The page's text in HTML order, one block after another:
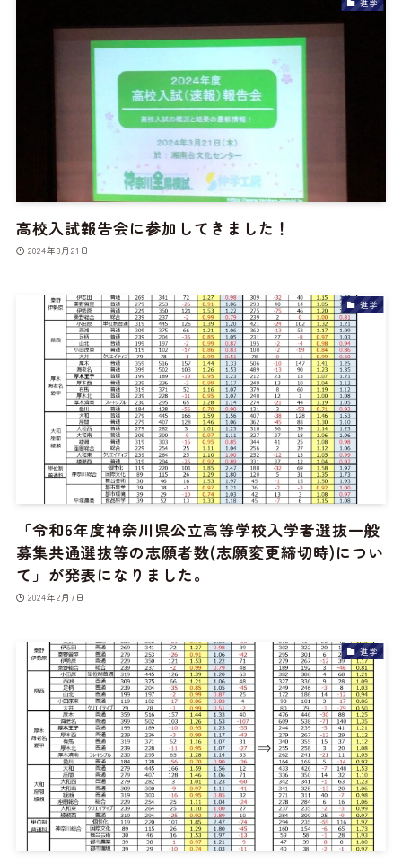
進学
高校入試報告会に参加してきました！
2024年3月21日
進学
「令和6年度神奈川県公立高等学校入学者選抜一般
募集共通選抜等の志願者数(志願変更締切時)につい
て」が発表になりました。
2024年2月7日
進学